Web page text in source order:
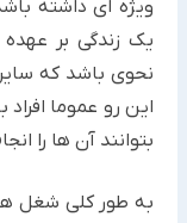
ویژه ای داشته
یک زندگی بر
نحوی باشد که
این رو عموما
بتوانند آن ها را
به طور کلی شغل